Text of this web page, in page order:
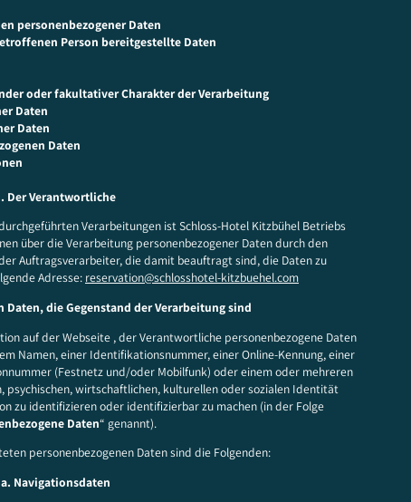
personenbezogener Daten
Person bereitgestellte Daten
oder fakultativer Charakter der Verarbeitung
Daten
Daten
Daten
Der Verantwortliche
Verarbeitungen ist Schloss-Hotel Kitzbühel Betriebs
über die Verarbeitung personenbezogener Daten durch den
Auftragsverarbeiter, die damit beauftragt sind, die Daten zu
Adresse: reservation@schlosshotel-kitzbuehel.com
Daten, die Gegenstand der Verarbeitung sind
auf der Webseite , der Verantwortliche personenbezogene Daten
Namen, einer Identifikationsnummer, einer Online-Kennung, einer
(Festnetz und/oder Mobilfunk) oder einem oder mehreren
psychischen, wirtschaftlichen, kulturellen oder sozialen Identität
zu identifizieren oder identifizierbar zu machen (in der Folge
Daten“ genannt).
personenbezogenen Daten sind die Folgenden:
a. Navigationsdaten